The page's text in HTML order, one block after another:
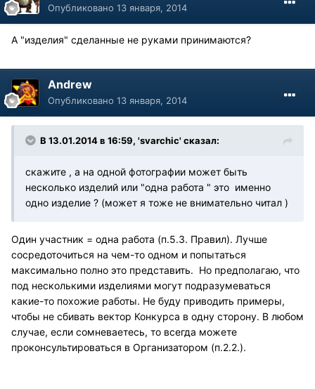
Опубликовано 13 января, 2014
А "изделия" сделанные не руками принимаются?
Andrew
Опубликовано 13 января, 2014
В 13.01.2014 в 16:59, 'svarchic' сказал:
скажите , а на одной фотографии может быть
несколько изделий или "одна работа " это именно
одно изделие ? (может я тоже не внимательно читал )
Один участник = одна работа (п.5.3. Правил). Лучше
сосредоточиться на чем-то одном и попытаться
максимально полно это представить. Но предполагаю, что
под несколькими изделиями могут подразумеваться
какие-то похожие работы. Не буду приводить примеры,
чтобы не сбивать вектор Конкурса в одну сторону. В любом
случае, если сомневаетесь, то всегда можете
проконсультироваться в Организатором (п.2.2.).